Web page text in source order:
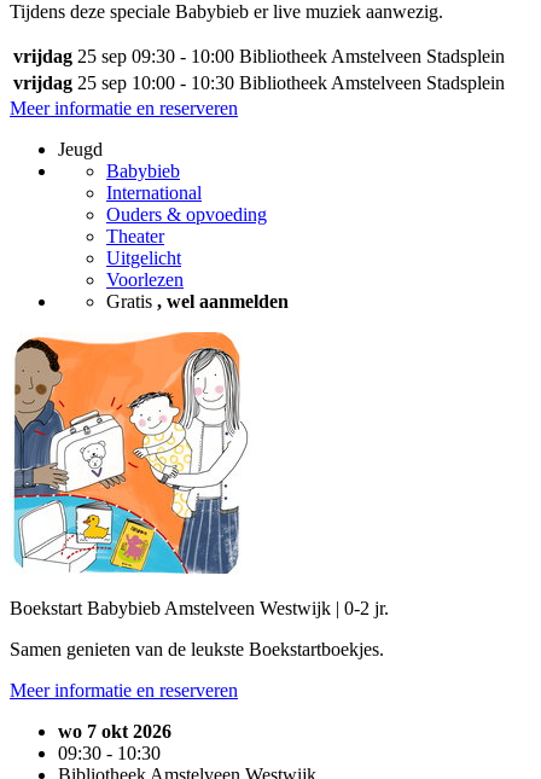
Tijdens deze speciale Babybieb er live muziek aanwezig.
vrijdag 25 sep 09:30 - 10:00 Bibliotheek Amstelveen Stadsplein
vrijdag 25 sep 10:00 - 10:30 Bibliotheek Amstelveen Stadsplein
Meer informatie en reserveren
Jeugd
Babybieb
International
Ouders & opvoeding
Theater
Uitgelicht
Voorlezen
Gratis , wel aanmelden
Boekstart Babybieb Amstelveen Westwijk | 0-2 jr.
Samen genieten van de leukste Boekstartboekjes.
Meer informatie en reserveren
wo 7 okt 2026
09:30 - 10:30
Bibliotheek Amstelveen Westwijk